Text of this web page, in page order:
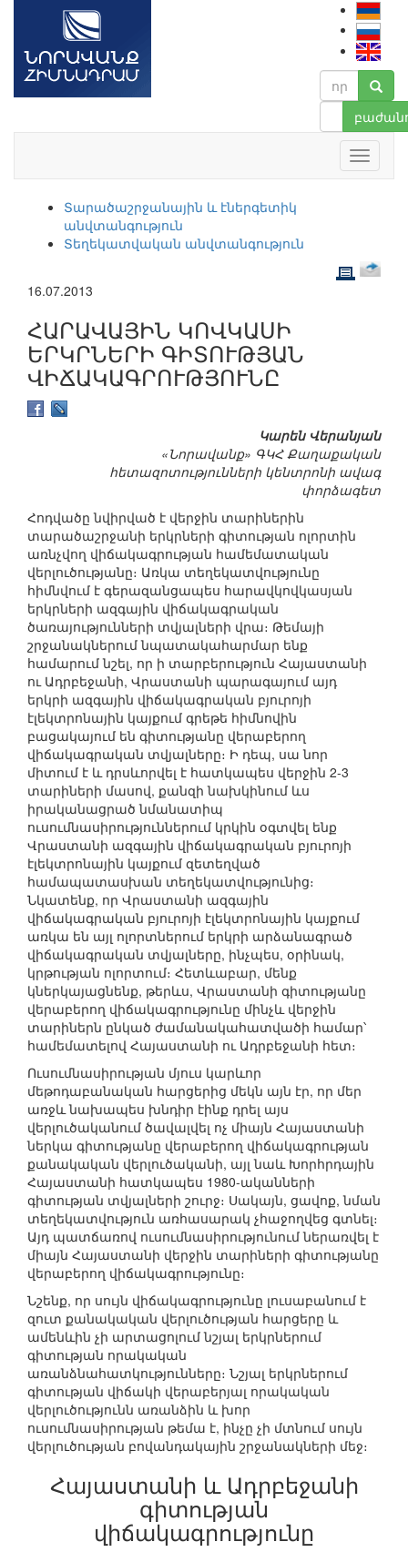
Տարածաշրջանային և էներգետիկ
անվտանգություն
Տեղեկատվական անվտանգություն
16.07.2013
ՀԱՐԱՎԱՅԻՆ ԿՈՎԿԱՍԻ
ԵՐԿՐՆԵՐԻ ԳԻՏՈՒԹՅԱՆ
ՎԻՃԱԿԱԳՐՈՒԹՅՈՒՆԸ
Կարեն Վերանյան
«Նորավանք» ԳԿՀ Քաղաքական
հետազոտությունների կենտրոնի ավագ
փորձագետ
Հոդվածը նվիրված է վերջին տարիներին
տարածաշրջանի երկրների գիտության ոլորտին
առնչվող վիճակագրության համեմատական
վերլուծությանը։ Առկա տեղեկատվությունը
հիմնվում է գերազանցապես հարավկովկասյան
երկրների ազգային վիճակագրական
ծառայությունների տվյալների վրա։ Թեմայի
շրջանակներում նպատակահարմար ենք
համարում նշել, որ ի տարբերություն Հայաստանի
ու Ադրբեջանի, Վրաստանի պարագայում այդ
երկրի ազգային վիճակագրական բյուրոյի
էլեկտրոնային կայքում գրեթե հիմնովին
բացակայում են գիտությանը վերաբերող
վիճակագրական տվյալները։ Ի դեպ, սա նոր
միտում է և դրսևորվել է հատկապես վերջին 2-3
տարիների մասով, քանզի նախկինում ևս
իրականացրած նմանատիպ
ուսումնասիրություններում կրկին օգտվել ենք
Վրաստանի ազգային վիճակագրական բյուրոյի
էլեկտրոնային կայքում զետեղված
համապատասխան տեղեկատվությունից։
Նկատենք, որ Վրաստանի ազգային
վիճակագրական բյուրոյի էլեկտրոնային կայքում
առկա են այլ ոլորտներում երկրի արձանագրած
վիճակագրական տվյալները, ինչպես, օրինակ,
կրթության ոլորտում։ Հետևաբար, մենք
կներկայացնենք, թերևս, Վրաստանի գիտությանը
վերաբերող վիճակագրությունը մինչև վերջին
տարիներն ընկած ժամանակահատվածի համար՝
համեմատելով Հայաստանի ու Ադրբեջանի հետ։
Ուսումնասիրության մյուս կարևոր
մեթոդաբանական հարցերից մեկն այն էր, որ մեր
առջև նախապես խնդիր էինք դրել այս
վերլուծականում ծավալվել ոչ միայն Հայաստանի
ներկա գիտությանը վերաբերող վիճակագրության
քանակական վերլուծականի, այլ նաև Խորհրդային
Հայաստանի հատկապես 1980-ականների
գիտության տվյալների շուրջ։ Սակայն, ցավոք, նման
տեղեկատվություն առհասարակ չհաջողվեց գտնել։
Այդ պատճառով ուսումնասիրությունում ներառվել է
միայն Հայաստանի վերջին տարիների գիտությանը
վերաբերող վիճակագրությունը։
Նշենք, որ սույն վիճակագրությունը լուսաբանում է
զուտ քանակական վերլուծության հարցերը և
ամենևին չի արտացոլում նշյալ երկրներում
գիտության որակական
առանձնահատկությունները։ Նշյալ երկրներում
գիտության վիճակի վերաբերյալ որակական
վերլուծությունն առանձին և խոր
ուսումնասիրության թեմա է, ինչը չի մտնում սույն
վերլուծության բովանդակային շրջանակների մեջ։
Հայաստանի և Ադրբեջանի
գիտության
վիճակագրությունը